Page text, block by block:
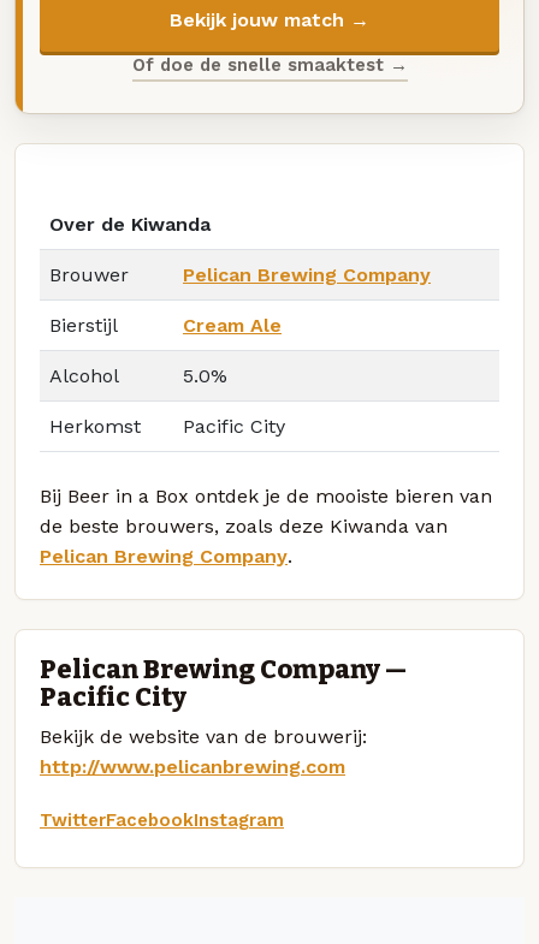
Bekijk jouw match →
Of doe de snelle smaaktest →
Over de Kiwanda
Brouwer Pelican Brewing Company
Bierstijl Cream Ale
Alcohol 5.0%
Herkomst Pacific City
Bij Beer in a Box ontdek je de mooiste bieren van
de beste brouwers, zoals deze Kiwanda van
Pelican Brewing Company.
Pelican Brewing Company —
Pacific City
Bekijk de website van de brouwerij:
http://www.pelicanbrewing.com
TwitterFacebookInstagram